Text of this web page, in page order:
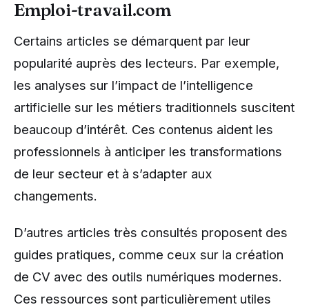
Emploi-travail.com
Certains articles se démarquent par leur
popularité auprès des lecteurs. Par exemple,
les analyses sur l’impact de l’intelligence
artificielle sur les métiers traditionnels suscitent
beaucoup d’intérêt. Ces contenus aident les
professionnels à anticiper les transformations
de leur secteur et à s’adapter aux
changements.
D’autres articles très consultés proposent des
guides pratiques, comme ceux sur la création
de CV avec des outils numériques modernes.
Ces ressources sont particulièrement utiles